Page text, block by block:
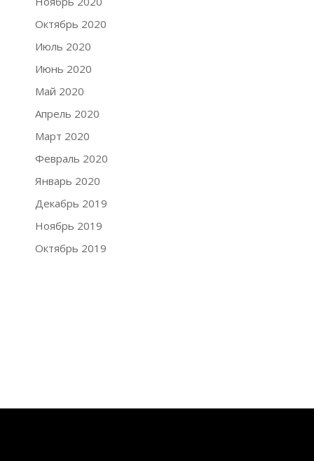
Октябрь 2020
Июль 2020
Июнь 2020
Май 2020
Апрель 2020
Март 2020
Февраль 2020
Январь 2020
Декабрь 2019
Ноябрь 2019
Октябрь 2019